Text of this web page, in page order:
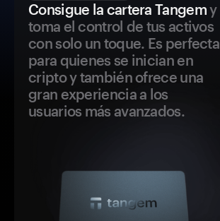
Consigue la cartera Tangemy
toma el control de tus activos
con solo un toque. Es perfecta
para quienes se inician en
cripto y también ofrece una
gran experiencia a los
usuarios más avanzados.